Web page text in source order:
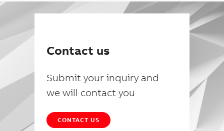
Contact us
Submit your inquiry and
we will contact you
CONTACT US